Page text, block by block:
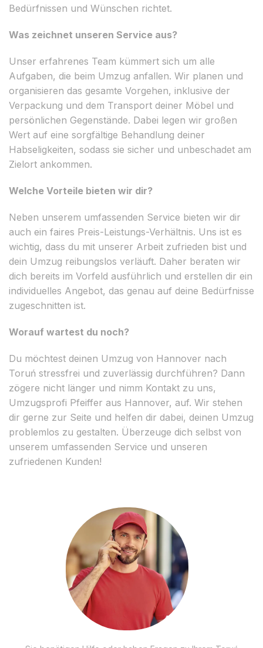
Bedürfnissen und Wünschen richtet.
Was zeichnet unseren Service aus?
Unser erfahrenes Team kümmert sich um alle
Aufgaben, die beim Umzug anfallen. Wir planen und
organisieren das gesamte Vorgehen, inklusive der
Verpackung und dem Transport deiner Möbel und
persönlichen Gegenstände. Dabei legen wir großen
Wert auf eine sorgfältige Behandlung deiner
Habseligkeiten, sodass sie sicher und unbeschadet am
Zielort ankommen.
Welche Vorteile bieten wir dir?
Neben unserem umfassenden Service bieten wir dir
auch ein faires Preis-Leistungs-Verhältnis. Uns ist es
wichtig, dass du mit unserer Arbeit zufrieden bist und
dein Umzug reibungslos verläuft. Daher beraten wir
dich bereits im Vorfeld ausführlich und erstellen dir ein
individuelles Angebot, das genau auf deine Bedürfnisse
zugeschnitten ist.
Worauf wartest du noch?
Du möchtest deinen Umzug von Hannover nach
Toruń stressfrei und zuverlässig durchführen? Dann
zögere nicht länger und nimm Kontakt zu uns,
Umzugsprofi Pfeiffer aus Hannover, auf. Wir stehen
dir gerne zur Seite und helfen dir dabei, deinen Umzug
problemlos zu gestalten. Überzeuge dich selbst von
unserem umfassenden Service und unseren
zufriedenen Kunden!